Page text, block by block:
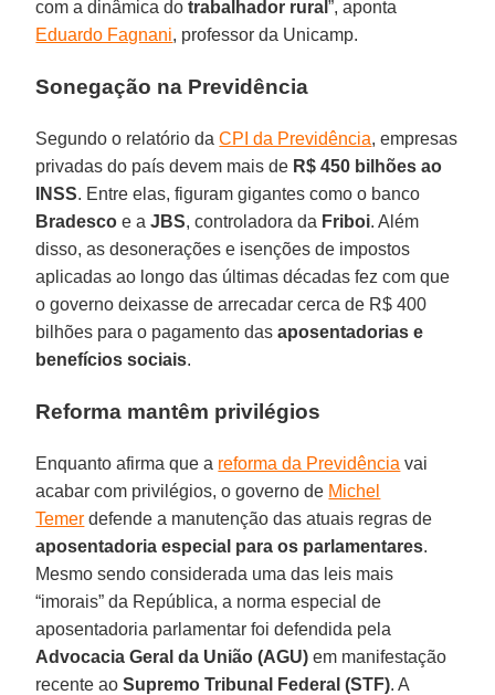
com a dinâmica dotrabalhador rural”, aponta
Eduardo Fagnani, professor da Unicamp.
Sonegação na Previdência
Segundo o relatório daCPI da Previdência, empresas
privadas do país devem mais de R$ 450 bilhões ao
INSS. Entre elas, figuram gigantes como o banco
Bradesco e aJBS, controladora da Friboi. Além
disso, as desonerações e isenções de impostos
aplicadas ao longo das últimas décadas fez com que
o governo deixasse de arrecadar cerca de R$ 400
bilhões para o pagamento dasaposentadorias e
benefícios sociais.
Reforma mantêm privilégios
Enquanto afirma que a reforma da Previdência vai
acabar com privilégios, o governo de Michel
Temer defende a manutenção das atuais regras de
aposentadoria especial para os parlamentares.
Mesmo sendo considerada uma das leis mais
“imorais” da República, a norma especial de
aposentadoria parlamentar foi defendida pela
Advocacia Geral da União (AGU) em manifestação
recente aoSupremo Tribunal Federal (STF). A